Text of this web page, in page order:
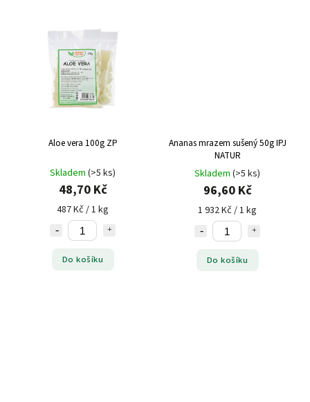
Aloe vera 100g ZP
Skladem (>5 ks)
48,70 Kč
487 Kč / 1 kg
Do košíku
Ananas mrazem sušený 50g IPJ
NATUR
Skladem (>5 ks)
96,60 Kč
1 932 Kč / 1 kg
Do košíku